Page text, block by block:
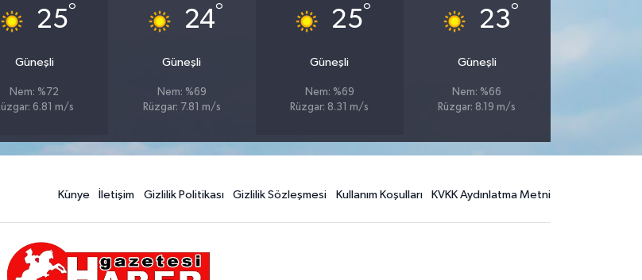
25°
Güneşli
Nem: %72
6.81 m/s
24°
Güneşli
Nem: %69
Rüzgar: 7.81 m/s
25°
Güneşli
Nem: %69
Rüzgar: 8.31 m/s
23°
Güneşli
Nem: %66
Rüzgar: 8.19 m/s
Künye İletişim Gizlilik Politikası Gizlilik Sözleşmesi Kullanım Koşulları KVKK Aydınlatma Metni